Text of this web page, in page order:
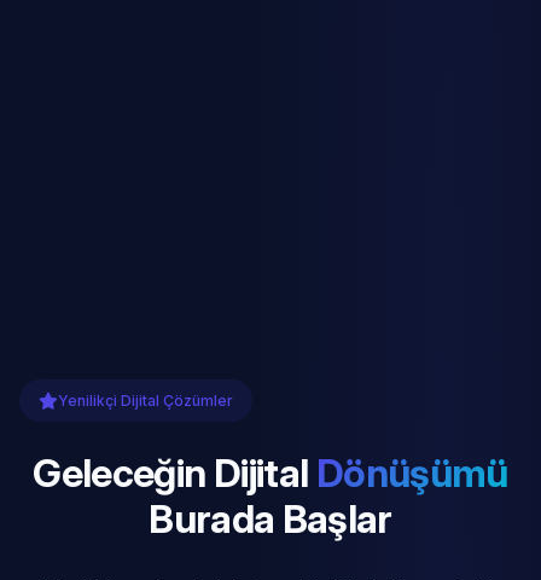
Yenilikçi Dijital Çözümler
Geleceğin Dijital Dönüşümü
Burada Başlar